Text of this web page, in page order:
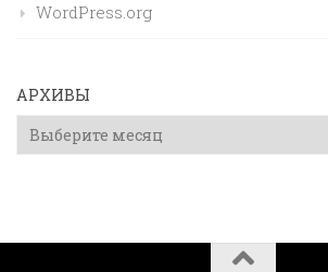
WordPress.org
АРХИВЫ
Архивы